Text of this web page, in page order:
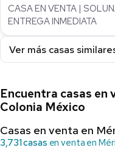
CASA EN VENTA |
ENTREGA INMEDIATA
Ver más casas
Encuentra casas en
Colonia México
Casas en venta en
3,731 casas en venta en